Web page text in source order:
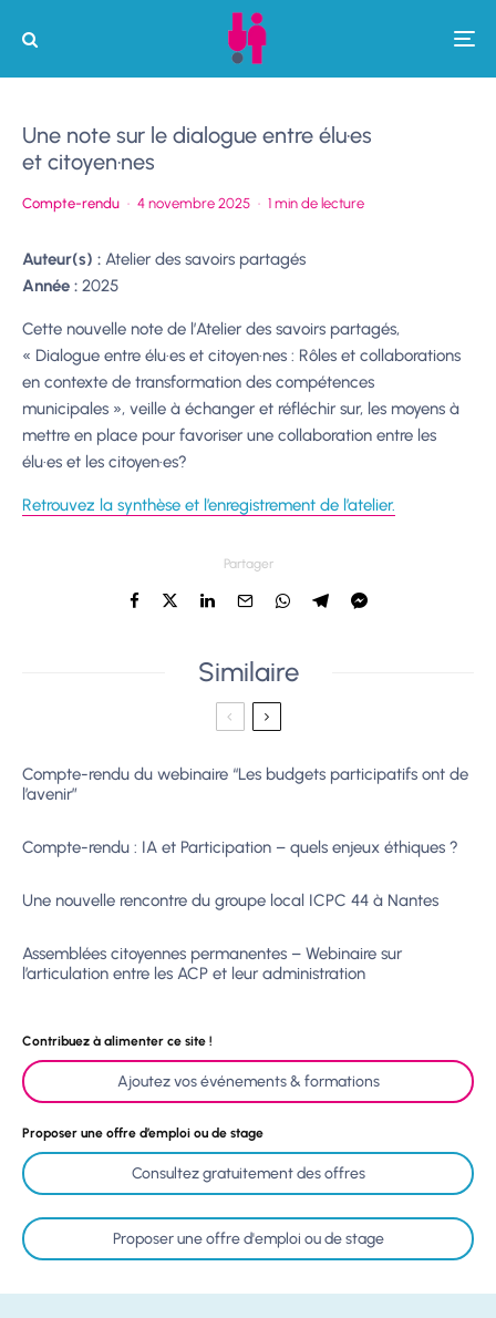
Une note sur le dialogue entre élu·es
et citoyen·nes
Compte-rendu · 4 novembre 2025 · 1 min de lecture
Auteur(s) : Atelier des savoirs partagés
Année : 2025
Cette nouvelle note de l’Atelier des savoirs partagés,
« Dialogue entre élu·es et citoyen·nes : Rôles et collaborations
en contexte de transformation des compétences
municipales », veille à échanger et réfléchir sur, les moyens à
mettre en place pour favoriser une collaboration entre les
élu·es et les citoyen·es?
Retrouvez la synthèse et l’enregistrement de l’atelier.
Partager
Similaire
Compte-rendu du webinaire “Les budgets participatifs ont de
l’avenir”
Compte-rendu : IA et Participation – quels enjeux éthiques ?
Une nouvelle rencontre du groupe local ICPC 44 à Nantes
Assemblées citoyennes permanentes – Webinaire sur
l’articulation entre les ACP et leur administration
Contribuez à alimenter ce site !
Ajoutez vos événements & formations
Proposer une offre d’emploi ou de stage
Consultez gratuitement des offres
Proposer une offre d'emploi ou de stage